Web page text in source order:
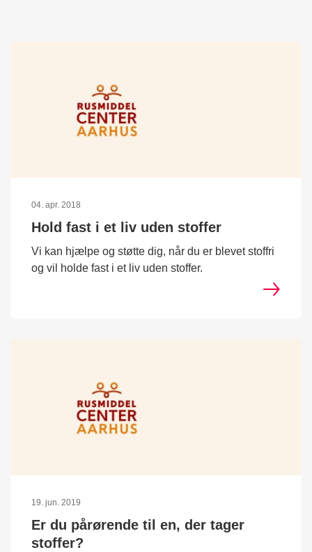
04. apr. 2018
Hold fast i et liv uden stoffer
Vi kan hjælpe og støtte dig, når du er blevet stoffri
og vil holde fast i et liv uden stoffer.
19. jun. 2019
Er du pårørende til en, der tager
stoffer?